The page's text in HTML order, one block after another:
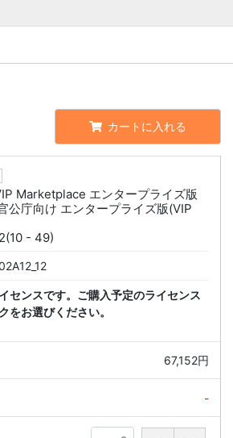
カートに入れる
Marketplace エンタープライズ版
公庁向け エンタープライズ版(VIP
- 49)
センスです。ご購入予定のライセンス
をお選びください。
67,152円
-